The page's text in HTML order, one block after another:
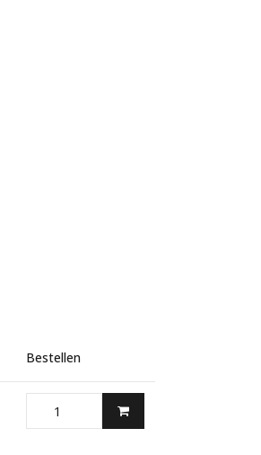
Bestellen